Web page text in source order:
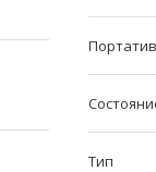
Тип